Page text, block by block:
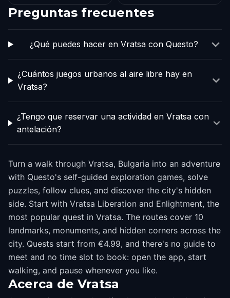
Preguntas frecuentes
¿Qué puedes hacer en Vratsa con Questo?
¿Cuántos juegos urbanos al aire libre hay en
Vratsa?
¿Tengo que reservar una actividad en Vratsa con
antelación?
Turn a walk through Vratsa, Bulgaria into an adventure
with Questo's self-guided exploration games, solve
puzzles, follow clues, and discover the city's hidden
side. Start with Vratsa Liberation and Enlightment, the
most popular quest in Vratsa. The routes cover 10
landmarks, monuments, and hidden corners across the
city. Quests start from €4.99, and there's no guide to
meet and no time slot to book: open the app, start
walking, and pause whenever you like.
Acerca de Vratsa